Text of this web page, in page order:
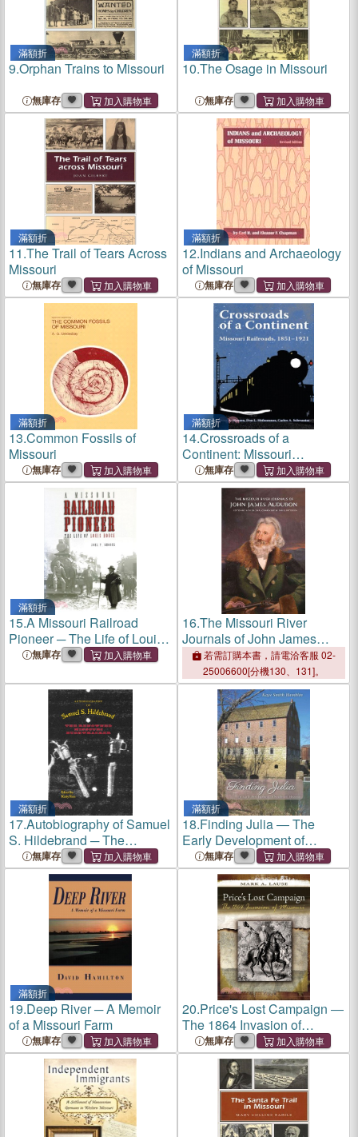
滿額折
9.Orphan Trains to Missouri
無庫存
滿額折
10.The Osage in Missouri
無庫存
滿額折
11.The Trail of Tears Across
Missouri
無庫存
滿額折
12.Indians and Archaeology
of Missouri
無庫存
滿額折
13.Common Fossils of
Missouri
無庫存
滿額折
14.Crossroads of a
Continent: Missouri
Railroads, 1851-1921
無庫存
滿額折
15.A Missouri Railroad
Pioneer ─ The Life of Louis
Houck無庫存
16.The Missouri River
Journals of John James
Audubon
若需訂購本書，請電洽客服 02-
25006600[分機130、131]。
滿額折
17.Autobiography of Samuel
S. Hildebrand ─ The
Renowned Missouri
Bushwhacker
無庫存
滿額折
18.Finding Julia ― The
Early Development of
Southeast Missouri
無庫存
滿額折
19.Deep River ─ A Memoir
of a Missouri Farm
無庫存
20.Price's Lost Campaign ―
The 1864 Invasion of
Missouri
無庫存